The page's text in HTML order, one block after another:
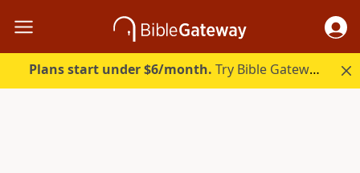
Plans start under $6/month. Try Bible Gateway Plus.